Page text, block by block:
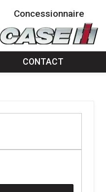
Concessionnaire
CONTACT